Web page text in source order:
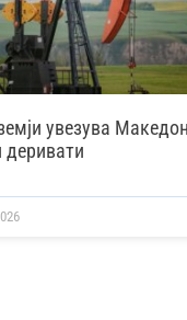
увезува
деривати